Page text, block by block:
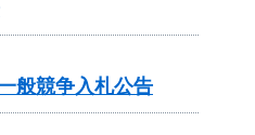
般競争入札公告